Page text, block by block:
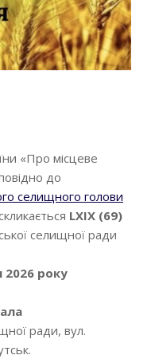
«Про місцеве
до
селищного голови
LXІХ (69)
селищної ради
2026 року
ради, вул.